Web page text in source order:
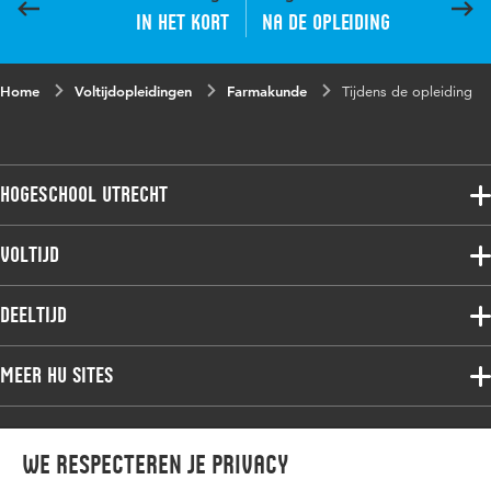
We respecteren je privacy
In het kort Na de opleiding
Home Voltijdopleidingen Farmakunde Tijdens de opleiding
Hogeschool Utrecht
Voltijdopleidingen
Deeltijdopleidingen
Onderzoek
Werken bij de HU
Contact
Voltijd
Associate degree
Bachelor
Master
Deeltijd
Associate degree
Bachelor
Master
Meer HU sites
HU International
HU Bibliotheek
Hier komt alles samen